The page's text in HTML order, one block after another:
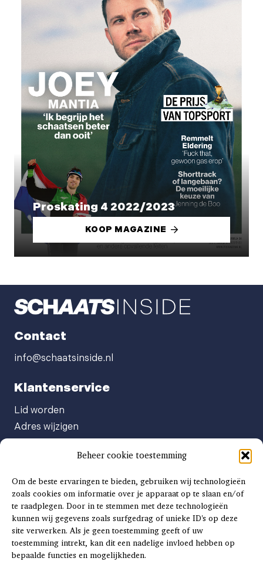
Beheer cookie toestemming
Om de beste ervaringen te bieden, gebruiken wij technologieën
zoals cookies om informatie over je apparaat op te slaan en/of
te raadplegen. Door in te stemmen met deze technologieën
kunnen wij gegevens zoals surfgedrag of unieke ID's op deze
site verwerken. Als je geen toestemming geeft of uw
toestemming intrekt, kan dit een nadelige invloed hebben op
bepaalde functies en mogelijkheden.
Proskating 4 2022/2023
KOOP MAGAZINE
Contact
info@schaatsinside.nl
Klantenservice
Lid worden
Adres wijzigen
Abonnement opzeggen
Afgeven automatische incasso
Factuur betalen
Klachtenformulier
Overige vragen
Adverteren